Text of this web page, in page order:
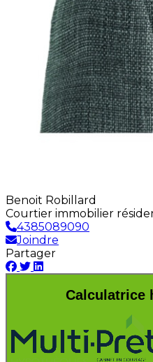
Benoit Robillard
Courtier immobilier
4385089090
Joindre
Partager
Calculatrice